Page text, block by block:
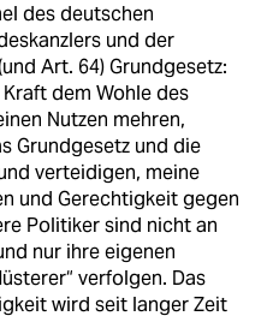
des deutschen
und der
Art. 64) Grundgesetz:
dem Wohle des
Nutzen mehren,
Grundgesetz und die
verteidigen, meine
und Gerechtigkeit gegen
Politiker sind nicht an
nur ihre eigenen
verfolgen. Das
wird seit langer Zeit